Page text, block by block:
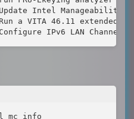
Intel Manageability
a VITA 46.11 extended
IPv6 LAN Channels
mc info